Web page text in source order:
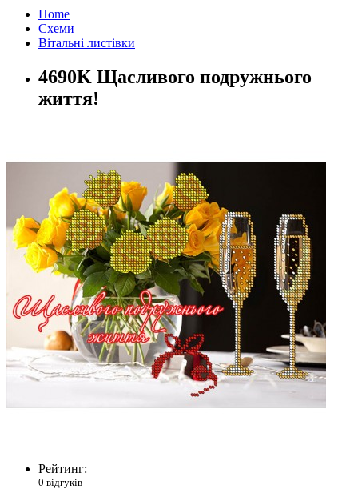
Home
Схеми
Вітальні листівки
4690K Щасливого подружнього
життя!
Рейтинг:
0 відгуків